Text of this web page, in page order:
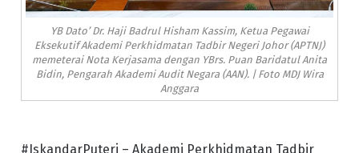
YB Dato’ Dr. Haji Badrul Hisham Kassim, Ketua Pegawai
Eksekutif Akademi Perkhidmatan Tadbir Negeri Johor (APTNJ)
memeterai Nota Kerjasama dengan YBrs. Puan Baridatul Anita
Bidin, Pengarah Akademi Audit Negara (AAN). | Foto MDJ Wira
Anggara
#IskandarPuteri – Akademi Perkhidmatan Tadbir